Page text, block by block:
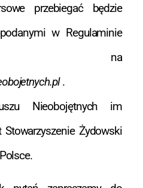
przebiegać będzie
w Regulaminie
na
.
Nieobojętnych im
Żydowski